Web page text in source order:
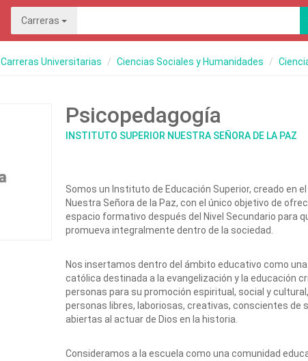
Carreras
Carreras Universitarias Ciencias Sociales y Humanidades
Psicopedagogía
INSTITUTO SUPERIOR NUESTRA SEÑORA DE LA PAZ
Somos un Instituto de Educación Superior, creado en
Nuestra Señora de la Paz, con el único objetivo de
espacio formativo después del Nivel Secundario para
promueva integralmente dentro de la sociedad.
Nos insertamos dentro del ámbito educativo como
católica destinada a la evangelización y la educación
personas para su promoción espiritual, social y
personas libres, laboriosas, creativas, conscientes de
abiertas al actuar de Dios en la historia.
Consideramos a la escuela como una comunidad